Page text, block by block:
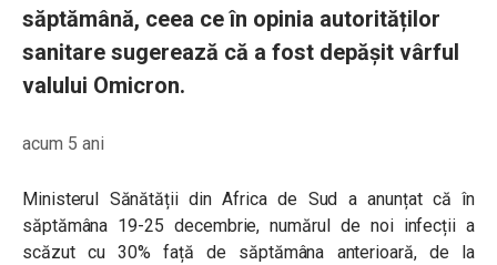
săptămână, ceea ce în opinia autorităților
sanitare sugerează că a fost depășit vârful
valului Omicron.
acum 5 ani
Ministerul Sănătății din Africa de Sud a anunțat că în
săptămâna 19-25 decembrie, numărul de noi infecții a
scăzut cu 30% față de săptămâna anterioară, de la